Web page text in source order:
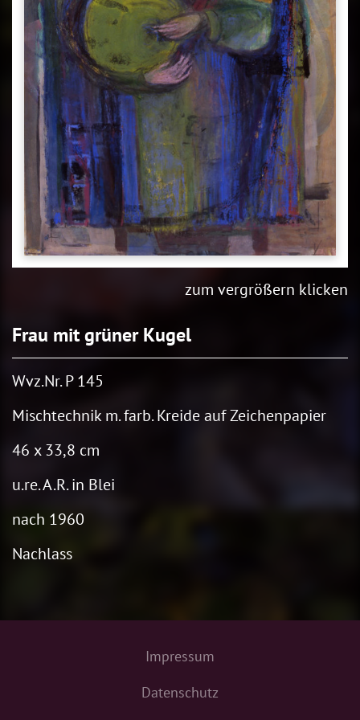
zum vergrößern klicken
Frau mit grüner Kugel
Wvz.Nr. P 145
Mischtechnik m. farb. Kreide auf Zeichenpapier
46 x 33,8 cm
u.re. A.R. in Blei
nach 1960
Nachlass
Impressum
Datenschutz